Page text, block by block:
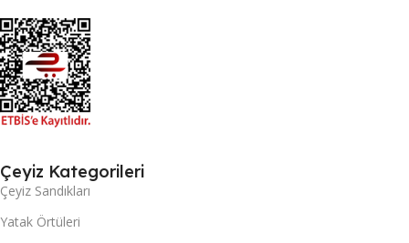
Çeyiz Kategorileri
Çeyiz Sandıkları
Yatak Örtüleri